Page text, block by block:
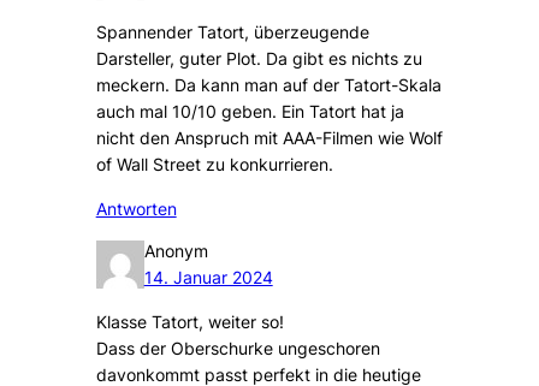
Spannender Tatort, überzeugende
Darsteller, guter Plot. Da gibt es nichts zu
meckern. Da kann man auf der Tatort-Skala
auch mal 10/10 geben. Ein Tatort hat ja
nicht den Anspruch mit AAA-Filmen wie Wolf
of Wall Street zu konkurrieren.
Antworten
Anonym
14. Januar 2024
Klasse Tatort, weiter so!
Dass der Oberschurke ungeschoren
davonkommt passt perfekt in die heutige